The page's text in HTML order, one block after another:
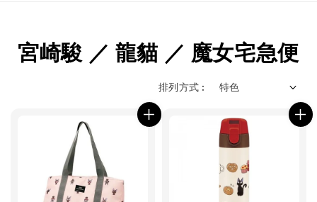
宮崎駿 ／ 龍貓 ／ 魔女宅急便
排列方式 :